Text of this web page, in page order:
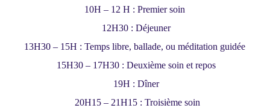
10H – 12 H : Premier soin
12H30 : Déjeuner
13H30 – 15H : Temps libre, ballade, ou méditation guidée
15H30 – 17H30 : Deuxième soin et repos
19H : Dîner
20H15 – 21H15 : Troisième soin